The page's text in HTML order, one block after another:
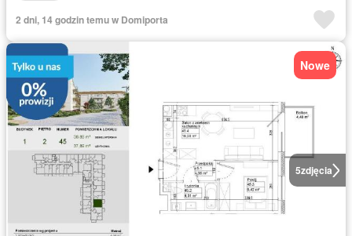
2 dni, 14 godzin temu w Domiporta
5zdjęcia
Nowe